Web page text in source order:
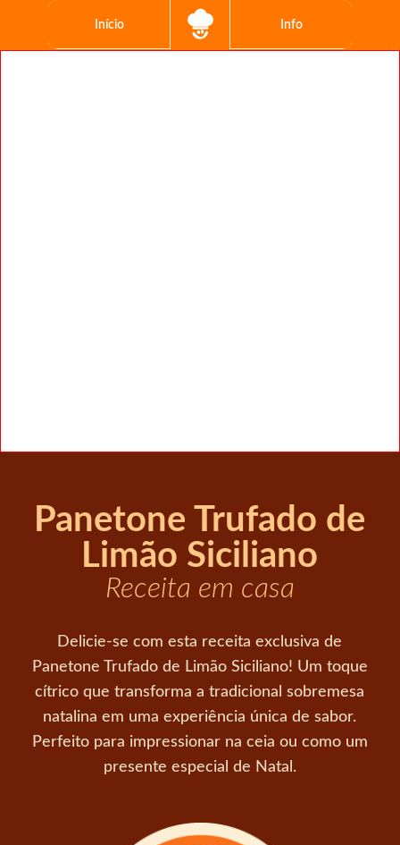
Início Info
Panetone Trufado de
Limão Siciliano
Receita em casa
Delicie-se com esta receita exclusiva de
Panetone Trufado de Limão Siciliano! Um toque
cítrico que transforma a tradicional sobremesa
natalina em uma experiência única de sabor.
Perfeito para impressionar na ceia ou como um
presente especial de Natal.